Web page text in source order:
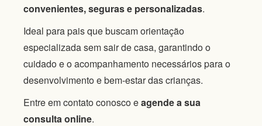
convenientes, seguras e personalizadas.
Ideal para pais que buscam orientação
especializada sem sair de casa, garantindo o
cuidado e o acompanhamento necessários para o
desenvolvimento e bem-estar das crianças.
Entre em contato conosco eagende a sua
consulta online.